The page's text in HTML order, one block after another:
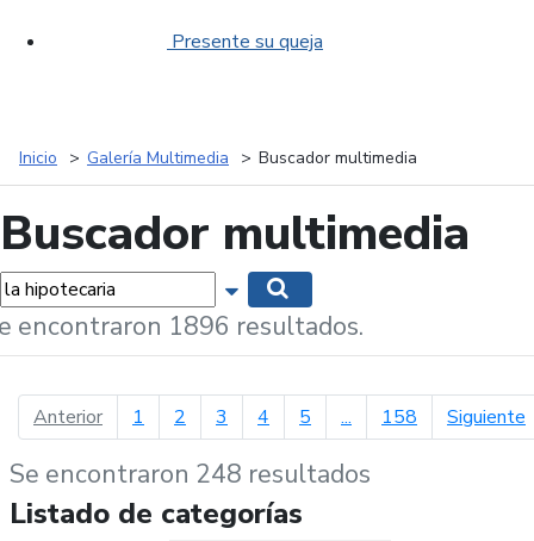
Presente su queja
Inicio Galería Multimedia Buscador multimedia
Buscador multimedia
Mostrar opciones de búsqueda
encontraron 1896 resultados.
Anteriorpágina anterior
1 2 3 4 5 ... 158 Siguiente
Se encontraron 248 resultados
Listado de categorías